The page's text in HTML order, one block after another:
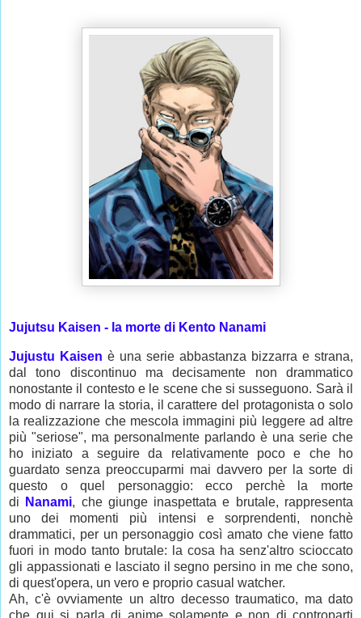
Jujutsu Kaisen - la morte di Kento Nanami
Jujustu Kaisen è una serie abbastanza bizzarra e strana,
dal tono discontinuo ma decisamente non drammatico
nonostante il contesto e le scene che si susseguono. Sarà il
modo di narrare la storia, il carattere del protagonista o solo
la realizzazione che mescola immagini più leggere ad altre
più "seriose", ma personalmente parlando è una serie che
ho iniziato a seguire da relativamente poco e che ho
guardato senza preoccuparmi mai davvero per la sorte di
questo o quel personaggio: ecco perchè la morte
di
Nanami, che giunge inaspettata e brutale, rappresenta
uno dei momenti più intensi e sorprendenti, nonchè
drammatici, per un personaggio così amato che viene fatto
fuori in modo tanto brutale: la cosa ha senz'altro scioccato
gli appassionati e lasciato il segno persino in me che sono,
di quest'opera, un vero e proprio casual watcher.
Ah, c'è ovviamente un altro decesso traumatico, ma dato
che qui si parla di anime solamente e non di controparti